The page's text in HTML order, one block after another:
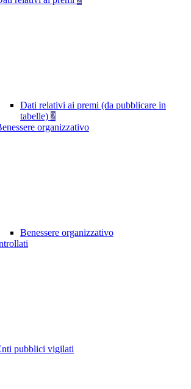
Dati relativi ai premi (da pubblicare in
tabelle) 2
organizzativo
Benessere organizzativo
pubblici vigilati